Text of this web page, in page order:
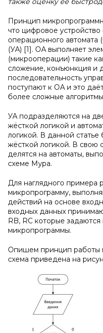
Принцип
что цифровое устройство
операционного автомата
(УА) [1]. ОА выполняет
(микрооперации) такие
сложение, конъюнкция и
последовательность
поступают к ОА и это
более сложные
УА подразделяются на
жёсткой логикой и
логикой. В данной статье
жёсткой логикой. В свою
делятся на автоматы,
схеме Мура.
Для наглядного примера
микропрограмму,
действий на основе
входных данных
RB, RC которые
микропрограммы.
Опишем принцип работы
схема приведена на